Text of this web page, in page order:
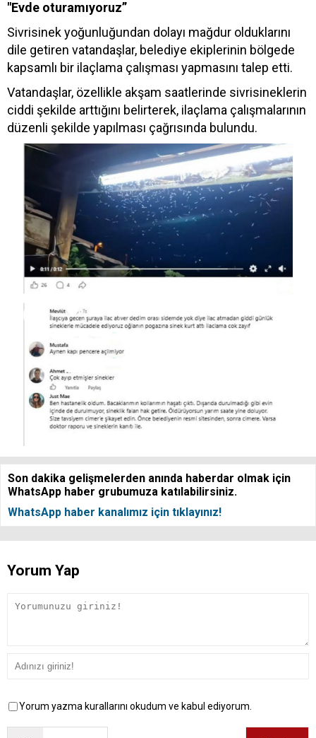
"Evde oturamıyoruz”
Sivrisinek yoğunluğundan dolayı mağdur olduklarını
dile getiren vatandaşlar, belediye ekiplerinin bölgede
kapsamlı bir ilaçlama çalışması yapmasını talep etti.
Vatandaşlar, özellikle akşam saatlerinde sivrisineklerin
ciddi şekilde arttığını belirterek, ilaçlama çalışmalarının
düzenli şekilde yapılması çağrısında bulundu.
Son dakika gelişmelerden anında haberdar olmak için
WhatsApp haber grubumuza katılabilirsiniz.
WhatsApp haber kanalımız için tıklayınız!
Yorum Yap
Yorum yazma kurallarını okudum ve kabul ediyorum.